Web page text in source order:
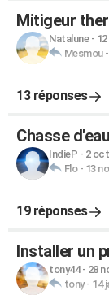
Mitigeur
Natalune-
Mesmou-
13 réponses
Chasse
IndieP - 2
Flo- 13
19 réponses
Installer un
tony44- 28
tony- 14